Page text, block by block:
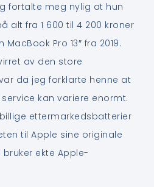
fortalte meg nylig at hun
alt fra 1 600 til 4 200 kroner
Pro 13″ fra 2019.
av den store
da jeg forklarte henne at
kan variere enormt.
ettermarkedsbatterier
til Apple sine originale
ekte Apple-